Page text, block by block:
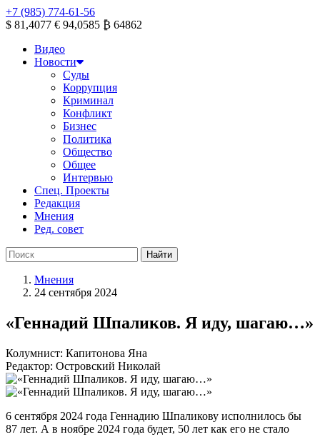
+7 (985) 774-61-56
$ 81,4077 € 94,0585 ₿ 64862
Видео
Новости
Суды
Коррупция
Криминал
Конфликт
Бизнес
Политика
Общество
Общее
Интервью
Спец. Проекты
Редакция
Мнения
Ред. совет
Мнения
24 сентября 2024
«Геннадий Шпаликов. Я иду, шагаю…»
Колумнист: Капитонова Яна
Редактор: Островский Николай
6 сентября 2024 года Геннадию Шпаликову исполнилось бы
87 лет. А в ноябре 2024 года будет, 50 лет как его не стало